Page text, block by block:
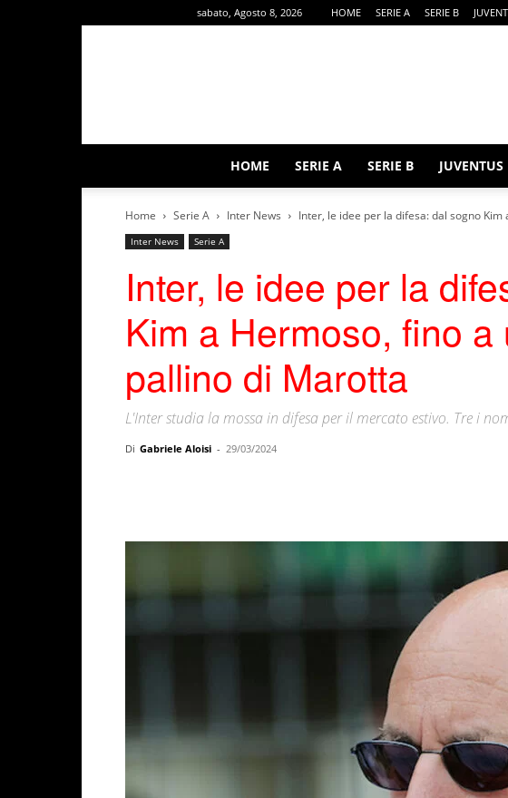
sabato, Agosto 8, 2026 HOME SERIE A SERIE B
HOME SERIE A SERIE B JUVENTUS
Home Serie A Inter News Inter, le idee per la difesa: dal sogno Kim
Inter News Serie A
Inter, le idee per la
Kim a Hermoso, fino a
pallino di Marotta
L'Inter studia la mossa in difesa per il mercato estivo. Tre i
Di Gabriele Aloisi - 29/03/2024